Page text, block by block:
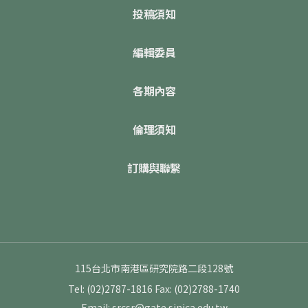
投稿須知
編輯委員
各期內容
倫理須知
訂購與聯繫
115台北市南港區研究院路二段128號
Tel: (02)2787-1816 Fax: (02)2788-1740